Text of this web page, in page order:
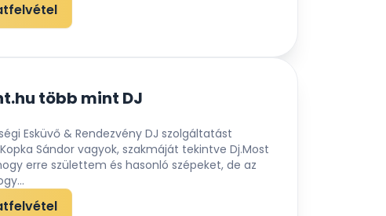
több mint DJ
Esküvő & Rendezvény DJ szolgáltatást
Sándor vagyok, szakmáját tekintve Dj.Most
erre születtem és hasonló szépeket, de az